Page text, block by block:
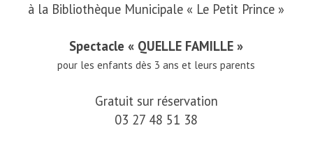
à la Bibliothèque Municipale « Le Petit Prince »
Spectacle « QUELLE FAMILLE »
pour les enfants dès 3 ans et leurs parents
Gratuit sur réservation
03 27 48 51 38